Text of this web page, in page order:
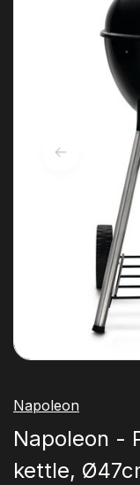
Napoleon
Napoleon -
kettle,